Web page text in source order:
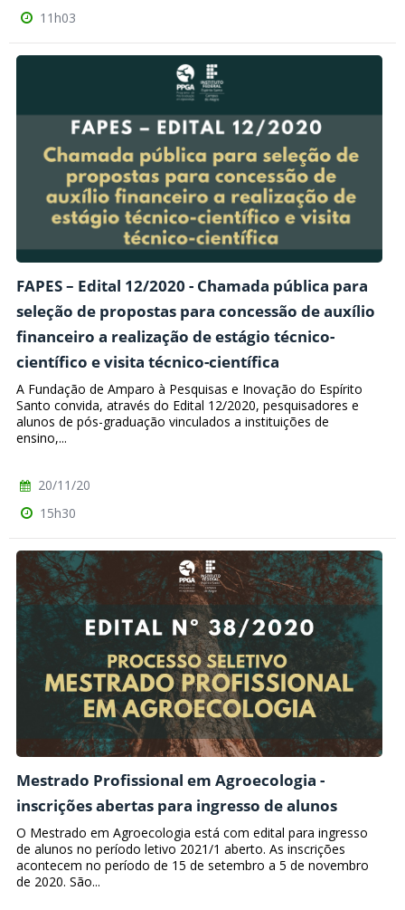
11h03
FAPES – Edital 12/2020 - Chamada pública para
seleção de propostas para concessão de auxílio
financeiro a realização de estágio técnico-
científico e visita técnico-científica
A Fundação de Amparo à Pesquisas e Inovação do Espírito
Santo convida, através do Edital 12/2020, pesquisadores e
alunos de pós-graduação vinculados a instituições de
ensino,...
20/11/20
15h30
Mestrado Profissional em Agroecologia -
inscrições abertas para ingresso de alunos
O Mestrado em Agroecologia está com edital para ingresso
de alunos no período letivo 2021/1 aberto. As inscrições
acontecem no período de 15 de setembro a 5 de novembro
de 2020. São...